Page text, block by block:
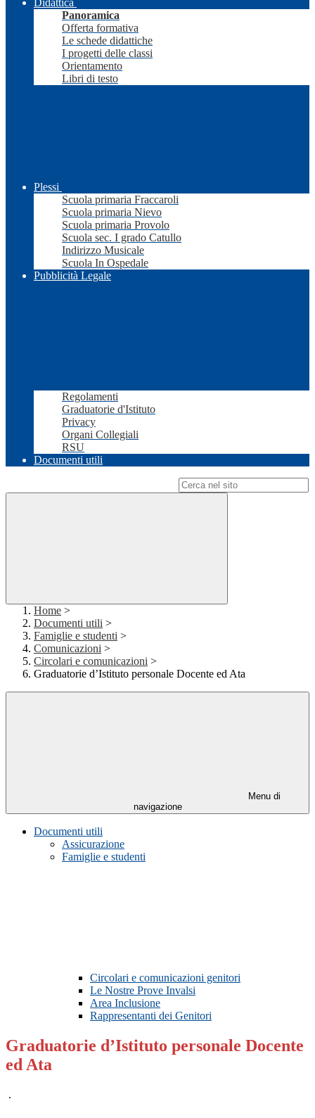
Didattica
Panoramica
Offerta formativa
Le schede didattiche
I progetti delle classi
Orientamento
Libri di testo
Plessi
Scuola primaria Fraccaroli
Scuola primaria Nievo
Scuola primaria Provolo
Scuola sec. I grado Catullo
Indirizzo Musicale
Scuola In Ospedale
Pubblicità Legale
Regolamenti
Graduatorie d'Istituto
Privacy
Organi Collegiali
RSU
Documenti utili
Home >
Documenti utili >
Famiglie e studenti >
Comunicazioni >
Circolari e comunicazioni >
Graduatorie d’Istituto personale Docente ed Ata
Menu di
navigazione
Documenti utili
Assicurazione
Famiglie e studenti
Circolari e comunicazioni genitori
Le Nostre Prove Invalsi
Area Inclusione
Rappresentanti dei Genitori
Graduatorie d’Istituto personale Docente
ed Ata
.